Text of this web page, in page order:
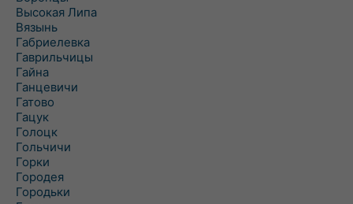
Высокая Липа
Вязынь
Габриелевка
Гаврильчицы
Гайна
Ганцевичи
Гатово
Гацук
Голоцк
Гольчичи
Горки
Городея
Городьки